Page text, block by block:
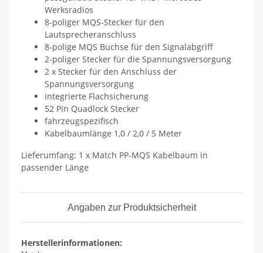
Werksradios
8-poliger MQS-Stecker für den
Lautsprecheranschluss
8-polige MQS Buchse für den Signalabgriff
2-poliger Stecker für die Spannungsversorgung
2 x Stecker für den Anschluss der
Spannungsversorgung
integrierte Flachsicherung
52 Pin Quadlock Stecker
fahrzeugspezifisch
Kabelbaumlänge 1,0 / 2,0 / 5 Meter
Lieferumfang: 1 x Match PP-MQS Kabelbaum in
passender Länge
Angaben zur Produktsicherheit
Herstellerinformationen: